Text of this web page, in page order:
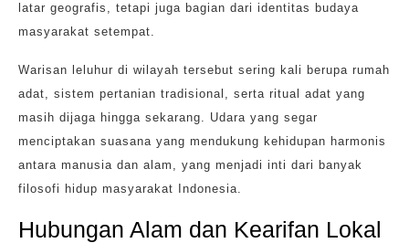
latar geografis, tetapi juga bagian dari identitas budaya
masyarakat setempat.
Warisan leluhur di wilayah tersebut sering kali berupa rumah
adat, sistem pertanian tradisional, serta ritual adat yang
masih dijaga hingga sekarang. Udara yang segar
menciptakan suasana yang mendukung kehidupan harmonis
antara manusia dan alam, yang menjadi inti dari banyak
filosofi hidup masyarakat Indonesia.
Hubungan Alam dan Kearifan Lokal